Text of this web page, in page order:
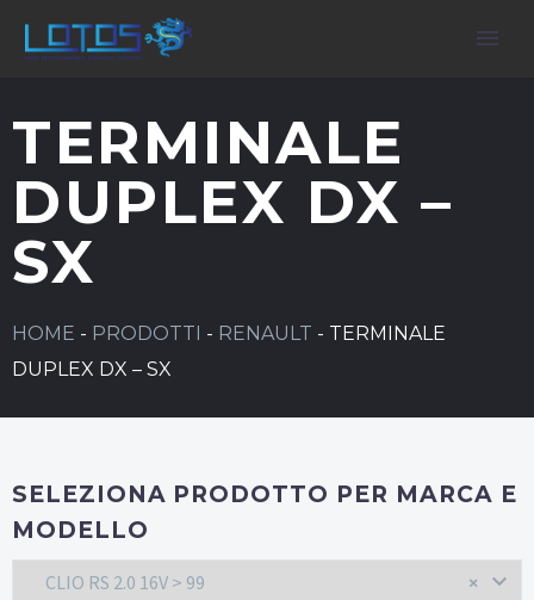
TERMINALE
DUPLEX DX –
SX
HOME - PRODOTTI - RENAULT - TERMINALE
DUPLEX DX – SX
SELEZIONA PRODOTTO PER MARCA E
MODELLO
×
CLIO RS 2.0 16V > 99